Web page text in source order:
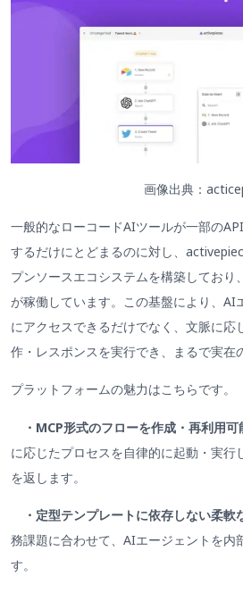
画像出典：
一般的なローコードAIツールが一部の
するだけにとどまるのに対し、
プンソースエコシステムを構築してお
が稼働しています。この基盤により、AI
にアクセスできるだけでなく、文脈に
作・レスポンスを実行でき、まるで実在
プラットフォームの魅力はこちらです。
・MCP形式のフローを作成・再利用可
に応じたプロセスを自律的に起動・実
を返します。
・定型テンプレートに依存しない柔軟
務課題に合わせて、AIエージェントを内
す。